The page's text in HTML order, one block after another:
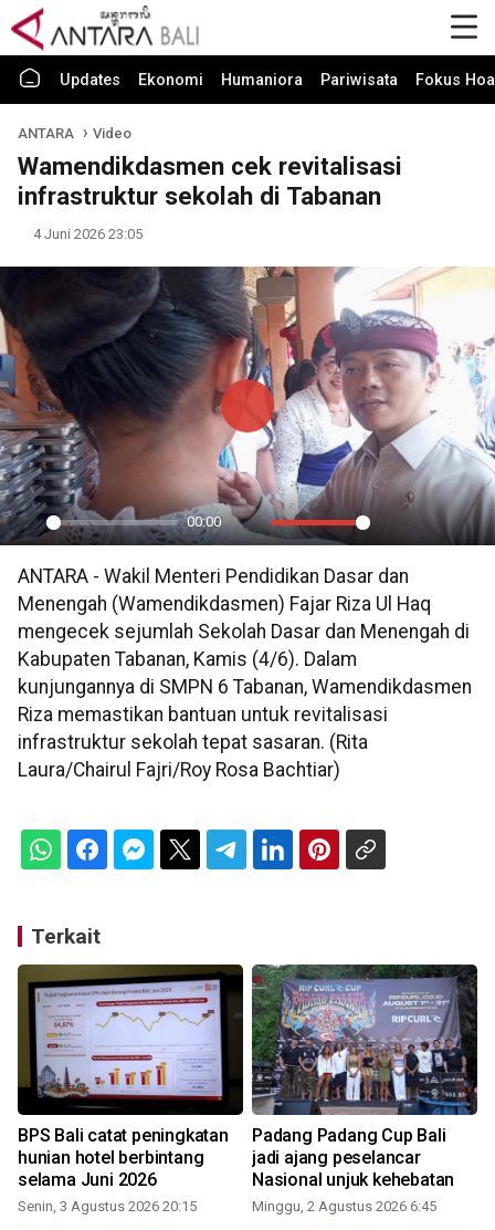
Updates Ekonomi Humaniora Pariwisata Fokus
ANTARA Video
Wamendikdasmen cek revitalisasi
infrastruktur sekolah di Tabanan
4 Juni 2026 23:05
Play
00:00
Mute Settings
PIP
Play
ANTARA - Wakil Menteri Pendidikan Dasar dan
Menengah (Wamendikdasmen) Fajar Riza Ul Haq
mengecek sejumlah Sekolah Dasar dan Menengah di
Kabupaten Tabanan, Kamis (4/6). Dalam
kunjungannya di SMPN 6 Tabanan, Wamendikdasmen
Riza memastikan bantuan untuk revitalisasi
infrastruktur sekolah tepat sasaran. (Rita
Laura/Chairul Fajri/Roy Rosa Bachtiar)
Terkait
BPS Bali catat peningkatan
hunian hotel berbintang
selama Juni 2026
Senin, 3 Agustus 2026 20:15
Padang Padang Cup Bali
jadi ajang peselancar
Nasional unjuk kehebatan
Minggu, 2 Agustus 2026 6:45